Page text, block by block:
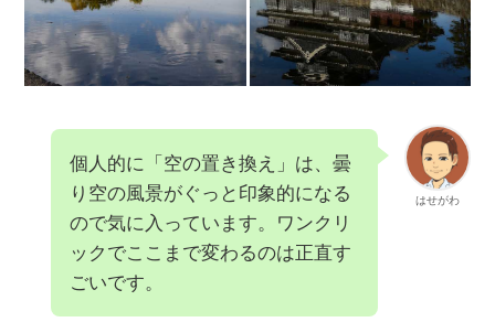
はせがわ
個人的に「空の置き換え」は、曇
り空の風景がぐっと印象的になる
ので気に入っています。ワンクリ
ックでここまで変わるのは正直す
ごいです。